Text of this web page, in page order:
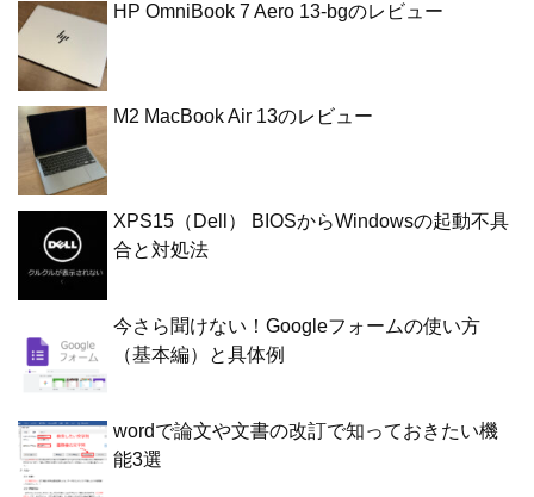
HP OmniBook 7 Aero 13-bgのレビュー
M2 MacBook Air 13のレビュー
XPS15（Dell） BIOSからWindowsの起動不具
合と対処法
今さら聞けない！Googleフォームの使い方
（基本編）と具体例
wordで論文や文書の改訂で知っておきたい機
能3選